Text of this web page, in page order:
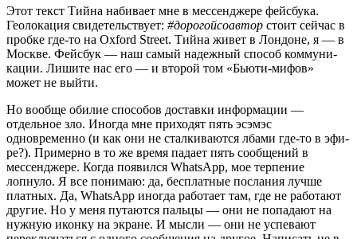
Этот текст Тийна набивает мне в мессенджере фейсбука.
Геолокация свидетельствует: #дорогойсоавтор стоит сейчас в
пробке где-то на Oxford Street. Тийна живет в Лондоне, я — в
Москве. Фейсбук — наш самый надежный способ коммуни­
кации. Лишите нас его — и второй том «Бьюти-мифов»
может не выйти.
Но вообще обилие способов доставки информации —
отдельное зло. Иногда мне приходят пять эсэмэс
одновременно (и как они не сталкиваются лбами где-то в эфи­
ре?). Примерно в то же время падает пять сообщений в
мессенджере. Когда появил­ся WhatsApp, мое терпение
лопнуло. Я все понимаю: да, бесплатные послания лучше
платных. Да, WhatsApp иногда работает там, где не работают
другие. Но у меня путаются пальцы — они не попадают на
нужную иконку на экране. И мысли — они не успевают